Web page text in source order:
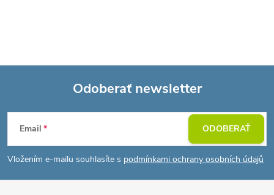
Z
á
p
Odoberať newsletter
Email
Vložením e-mailu souhlasíte s podmínkami ochrany osobních údajů
ODOBERAŤ